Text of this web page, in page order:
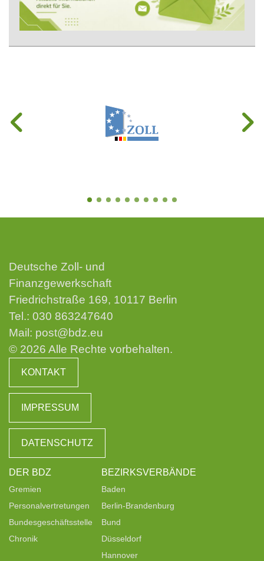
Deutsche Zoll- und
Finanzgewerkschaft
Friedrichstraße 169, 10117 Berlin
Tel.: 030 863247640
Mail: post@bdz.eu
© 2026 Alle Rechte vorbehalten.
KONTAKT
IMPRESSUM
DATENSCHUTZ
DER BDZ
Gremien
Personalvertretungen
Bundesgeschäftsstelle
Chronik
BEZIRKSVERBÄNDE
Baden
Berlin-Brandenburg
Bund
Düsseldorf
Hannover